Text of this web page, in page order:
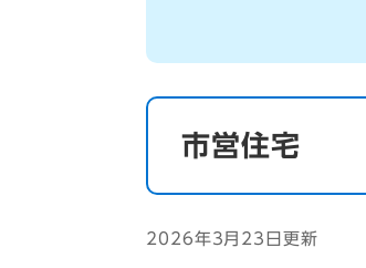
市営住宅
2026年3月23日更新